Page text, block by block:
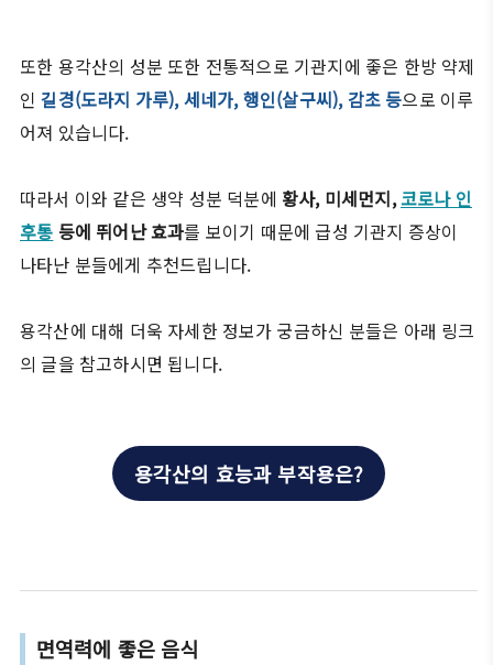
또한 용각산의 성분 또한 전통적으로 기관지에 좋은 한방 약제
인 길경(도라지 가루), 세네가, 행인(살구씨), 감초 등으로 이루
어져 있습니다.
따라서 이와 같은 생약 성분 덕분에 황사, 미세먼지,코로나 인
후통 등에 뛰어난 효과를 보이기 때문에 급성 기관지 증상이
나타난 분들에게 추천드립니다.
용각산에 대해 더욱 자세한 정보가 궁금하신 분들은 아래 링크
의 글을 참고하시면 됩니다.
용각산의 효능과 부작용은?
면역력에 좋은 음식